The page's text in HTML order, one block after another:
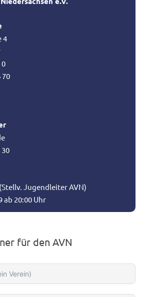
4
0
70
30
Jugendleiter AVN)
ab 20:00 Uhr
für den AVN